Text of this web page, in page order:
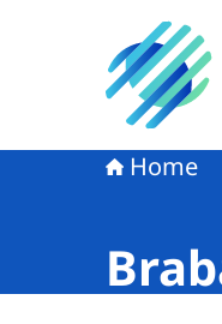
Naar de
Home